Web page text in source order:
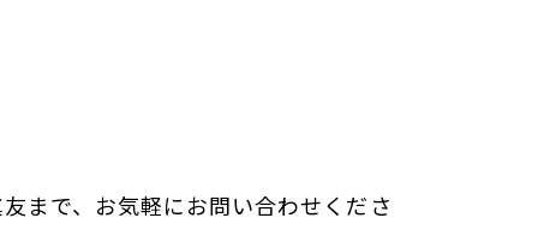
まで、お気軽にお問い合わせくださ